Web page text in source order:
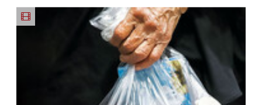
در ایران
رونمایی شد
طبیعی!
ویزیت
رایگان+پرداخت
اقساطی😍
بازار ایران
شد